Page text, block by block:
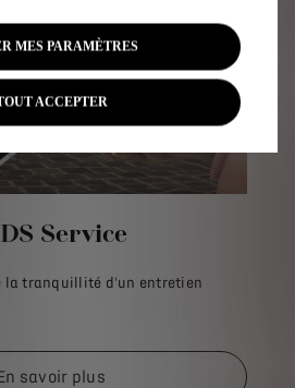
Service
la tranquillité d'un entretien
savoir plus
MES PARAMÈTRES
ACCEPTER